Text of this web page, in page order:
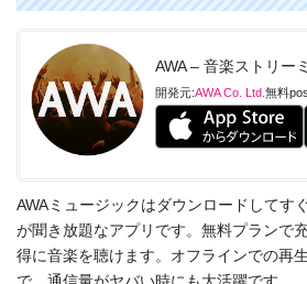
AWA – 音楽ストリー
開発元:AWA Co. Ltd. 無料
AWAミュージックはダウンロードしてす
が聞き放題なアプリです。無料プランで
得に音楽を聴けます。オフラインでの再